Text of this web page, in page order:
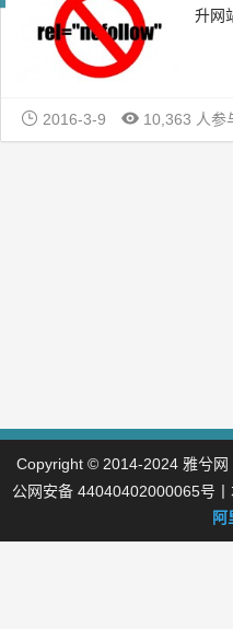
升网
2016-3-9 10,363 人参
Copyright © 2014-2024 雅兮网
公网安备 44040402000065号
阿